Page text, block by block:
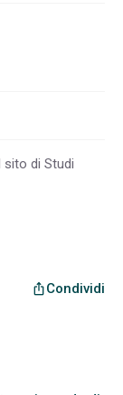
sito di Studi
ios_shareCondividi